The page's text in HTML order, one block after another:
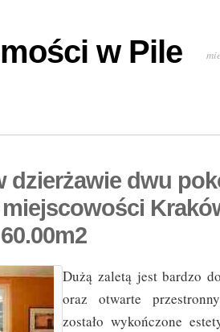
w Pile
dzierżawie dwu
Dużą zaletą jest bardzo
oraz otwarte
zostało wykończone